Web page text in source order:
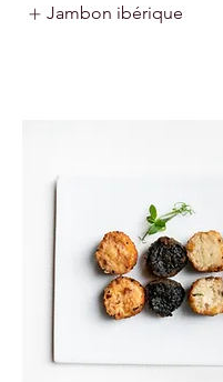
Jambon ibérique